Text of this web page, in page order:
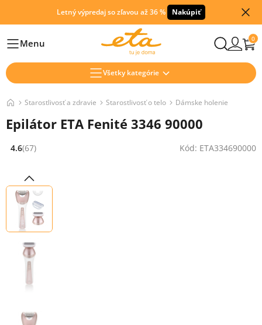
Letný výpredaj so zľavou až 36 % Nakúpiť
HlavníMenu 0
Všetky kategórie
Starostlivosť a zdravie Starostlivosť o telo Dámske holenie
Epilátor ETA Fenité 3346 90000
Hodnocení: 4.6 z 5 (67 recenzí)
4.6(67) Kód: ETA334690000